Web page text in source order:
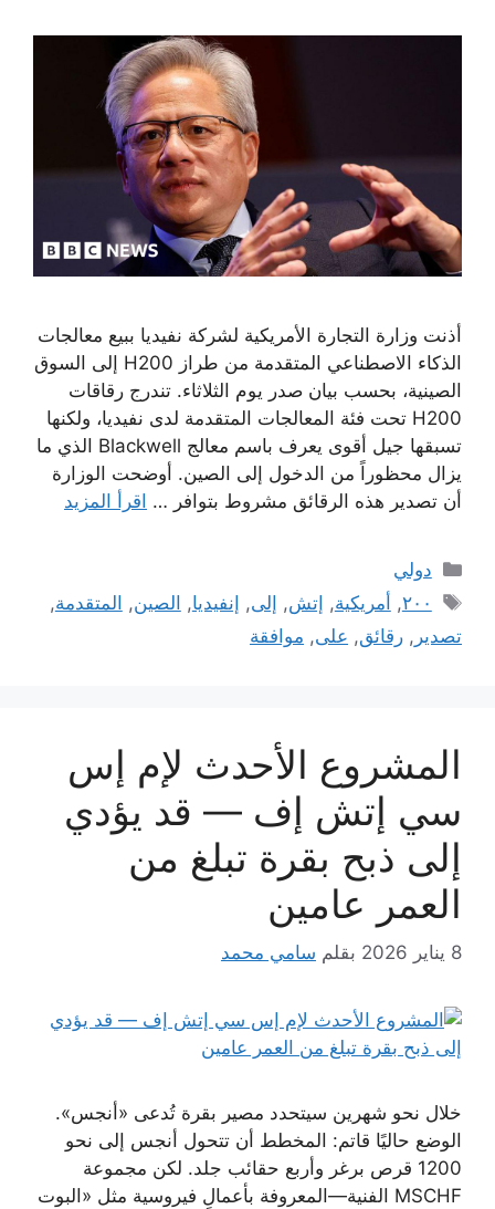
أذنت وزارة التجارة الأمريكية لشركة نفيديا ببيع معالجات
الذكاء الاصطناعي المتقدمة من طراز H200 إلى السوق
الصينية، بحسب بيان صدر يوم الثلاثاء. تندرج رقاقات
H200 تحت فئة المعالجات المتقدمة لدى نفيديا، ولكنها
تسبقها جيل أقوى يعرف باسم معالج Blackwell الذي ما
يزال محظوراً من الدخول إلى الصين. أوضحت الوزارة
أن تصدير هذه الرقائق مشروط بتوافر … اقرأ المزيد
التصنيفات
دولي
الوسوم
٢٠٠, أمريكية, إتش, إلى, إنفيديا, الصين, المتقدمة,
تصدير , رقائق, على, موافقة
المشروع الأحدث لإم إس
سي إتش إف — قد يؤدي
إلى ذبح بقرة تبلغ من
العمر عامين
8 يناير 2026 بقلم سامي محمد
خلال نحو شهرين سيتحدد مصير بقرة تُدعى «أنجس».
الوضع حاليًا قاتم: المخطط أن تتحول أنجس إلى نحو
1200 قرص برغر وأربع حقائب جلد. لكن مجموعة
MSCHF الفنية—المعروفة بأعمالٍ فيروسية مثل «البوت